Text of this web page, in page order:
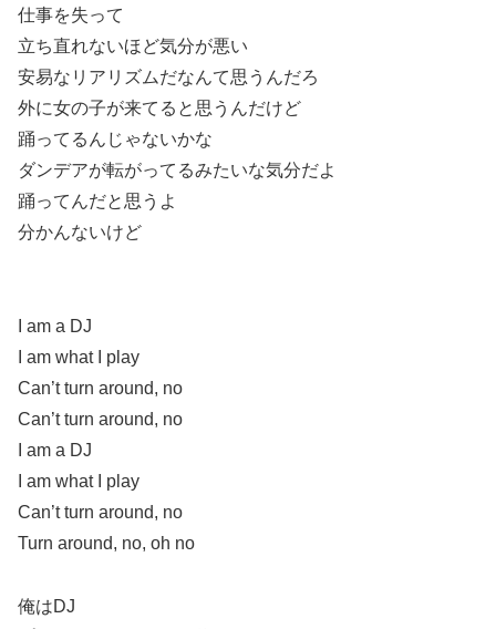
仕事を失って
立ち直れないほど気分が悪い
安易なリアリズムだなんて思うんだろ
外に女の子が来てると思うんだけど
踊ってるんじゃないかな
ダンデアが転がってるみたいな気分だよ
踊ってんだと思うよ
分かんないけど
I am a DJ
I am what I play
Can’t turn around, no
Can’t turn around, no
I am a DJ
I am what I play
Can’t turn around, no
Turn around, no, oh no
俺はDJ